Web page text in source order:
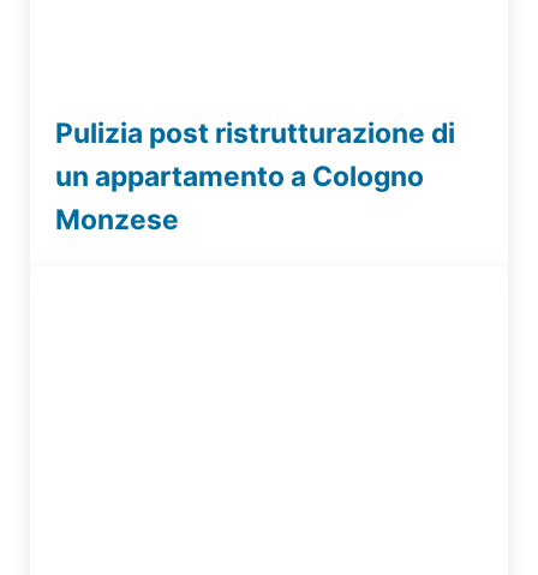
Pulizia post ristrutturazione di
un appartamento a Cologno
Monzese